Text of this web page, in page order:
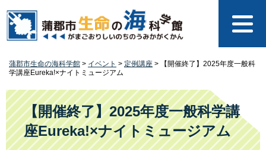
の
す
。
ー
し
て
本
文
へ
蒲郡市生命の海科学館 > イベント > 定例講座 >
【開催終了】2025年度一般科
学講座Eureka!×ナイトミュージアム
本
文
【開催終了】2025年度一般科学講
座Eureka!×ナイトミュージアム